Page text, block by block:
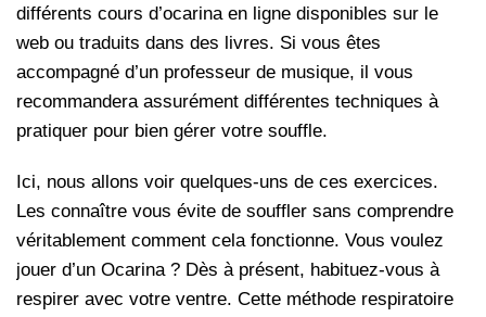
différents cours d’ocarina en ligne disponibles sur le
web ou traduits dans des livres. Si vous êtes
accompagné d’un professeur de musique, il vous
recommandera assurément différentes techniques à
pratiquer pour bien gérer votre souffle.
Ici, nous allons voir quelques-uns de ces exercices.
Les connaître vous évite de souffler sans comprendre
véritablement comment cela fonctionne. Vous voulez
jouer d’un Ocarina ? Dès à présent, habituez-vous à
respirer avec votre ventre. Cette méthode respiratoire